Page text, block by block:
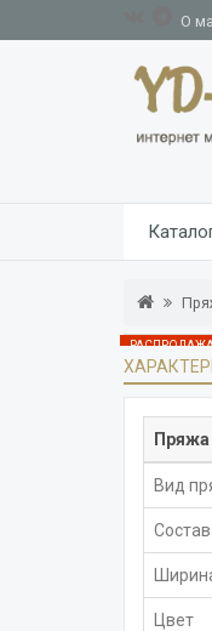
О
ОСТАЛОСЬ 6
Пряжа
Вид
Состав
Цвет